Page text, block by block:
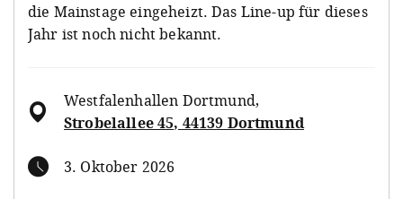
die Mainstage eingeheizt. Das Line-up für dieses
Jahr ist noch nicht bekannt.
Westfalenhallen Dortmund,
Strobelallee 45, 44139 Dortmund
3. Oktober 2026